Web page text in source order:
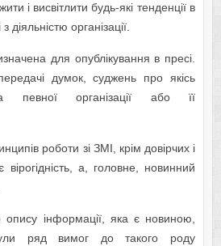
і висвітлити будь-які тенденції в
діяльністю організації.
для опублікування в пресі.
думок, суджень про якісь
певної організації або її
роботи зі ЗМІ, крім довірчих і
вірогідність, а, головне, новинний
опису інформації, яка є новиною,
ряд вимог до такого роду